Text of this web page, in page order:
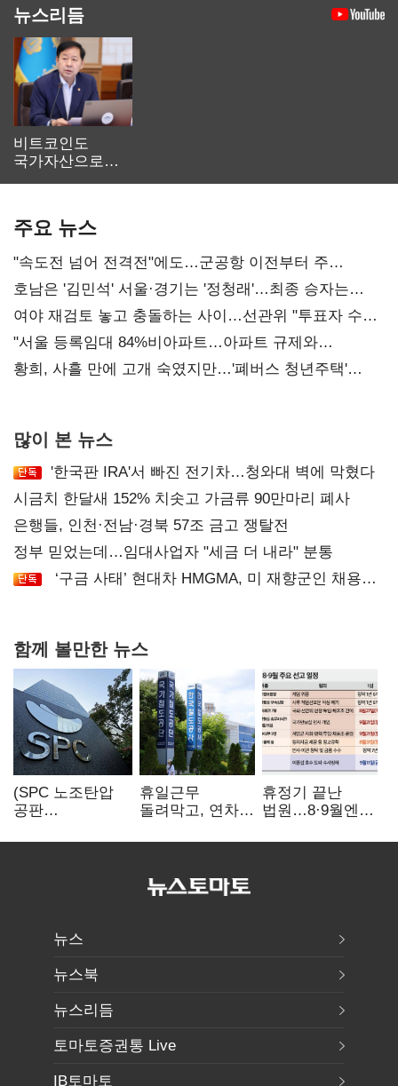
뉴스리듬
비트코인도
국가자산으로…'
주요 뉴스
"속도전 넘어 전격전"에도…군공항 이전부터 주
52시간까지 '뇌관'
호남은 '김민석' 서울·경기는 '정청래'…최종 승자는
'안갯속'
여야 재검토 놓고 충돌하는 사이…선관위 "투표자 수
오차 당연"
"서울 등록임대 84%비아파트…아파트 규제와
달리해야"
황희, 사흘 만에 고개 숙였지만…'폐버스 청년주택'
많이 본 뉴스
'한국판 IRA'서 빠진 전기차…청와대 벽에 막혔다
시금치 한달새 152% 치솟고 가금류 90만마리 폐사
은행들, 인천·전남·경북 57조 금고 쟁탈전
정부 믿었는데…임대사업자 "세금 더 내라" 분통
‘구금 사태’ 현대차 HMGMA, 미 재향군인 채용
함께 볼만한 뉴스
(SPC 노조탄압
공판
도 책임 안 지는
휴일근무
돌려막고, 연차도
승무현장의
52시간'
휴정기 끝난
법원…8·9월엔
'줄선고' 예정
뉴스
뉴스북
뉴스리듬
토마토증권통 Live
IB토마토